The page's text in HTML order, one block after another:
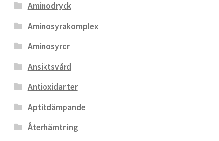
Aminodryck
Aminosyrakomplex
Aminosyror
Ansiktsvård
Antioxidanter
Aptitdämpande
Återhämtning